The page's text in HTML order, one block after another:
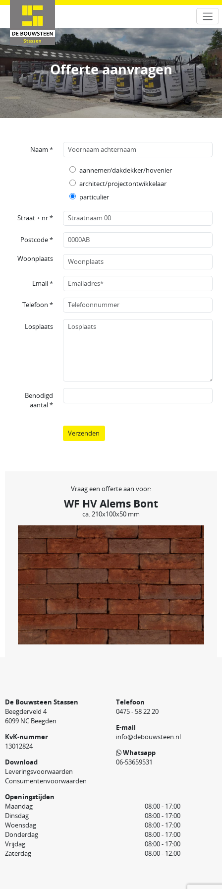
Offerte aanvragen
Naam *
aannemer/dakdekker/hovenier
architect/projectontwikkelaar
particulier
Straat + nr *
Postcode *
Woonplaats
Email *
Telefoon *
Losplaats
Benodigd
aantal *
Verzenden
Vraag een offerte aan voor:
WF HV Alems Bont
ca. 210x100x50 mm
De Bouwsteen Stassen
Beegderveld 4
6099 NC Beegden
KvK-nummer
13012824
Download
Leveringsvoorwaarden
Consumentenvoorwaarden
Telefoon
0475 - 58 22 20
E-mail
info@debouwsteen.nl
Whatsapp
06-53659531
Openingstijden
Maandag
08:00 - 17:00
Dinsdag
08:00 - 17:00
Woensdag
08:00 - 17:00
Donderdag
08:00 - 17:00
Vrijdag
08:00 - 17:00
Zaterdag
08:00 - 12:00